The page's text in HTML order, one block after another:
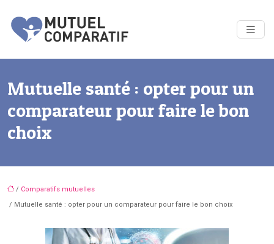
Mutuelle santé : opter pour un
comparateur pour faire le bon
choix
/ Comparatifs mutuelles
/ Mutuelle santé : opter pour un comparateur pour faire le bon choix